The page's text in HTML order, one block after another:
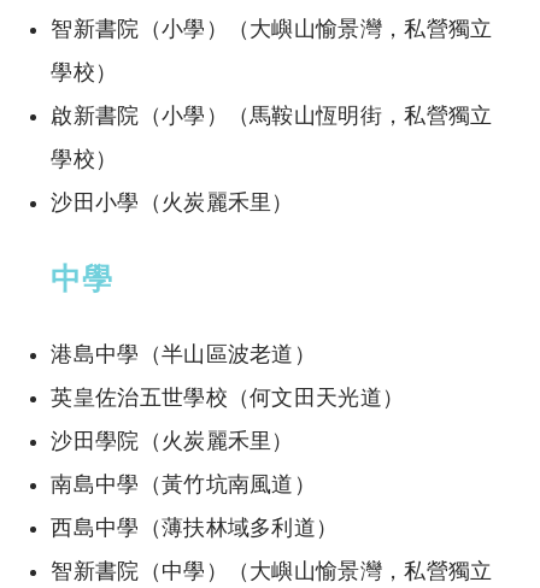
智新書院（小學）（大嶼山愉景灣，私營獨立
學校）
啟新書院（小學）（馬鞍山恆明街，私營獨立
學校）
沙田小學（火炭麗禾里）
中學
港島中學（半山區波老道）
英皇佐治五世學校（何文田天光道）
沙田學院（火炭麗禾里）
南島中學（黃竹坑南風道）
西島中學（薄扶林域多利道）
智新書院（中學）（大嶼山愉景灣，私營獨立